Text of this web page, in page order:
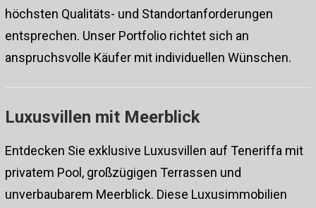
höchsten Qualitäts- und Standortanforderungen
entsprechen. Unser Portfolio richtet sich an
anspruchsvolle Käufer mit individuellen Wünschen.
Luxusvillen mit Meerblick
Entdecken Sie exklusive Luxusvillen auf Teneriffa mit
privatem Pool, großzügigen Terrassen und
unverbaubarem Meerblick. Diese Luxusimmobilien